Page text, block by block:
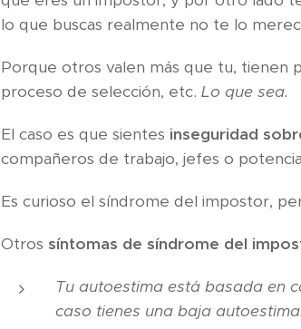
lo que buscas realmente no te lo
Porque otros valen más que tu, tienen
proceso de selección, etc. Lo que sea.
El caso es que sientes inseguridad
compañeros de trabajo, jefes o
Es curioso el síndrome del impostor,
Otros síntomas de síndrome del
Tu autoestima está basada en
caso tienes una baja autoestima.